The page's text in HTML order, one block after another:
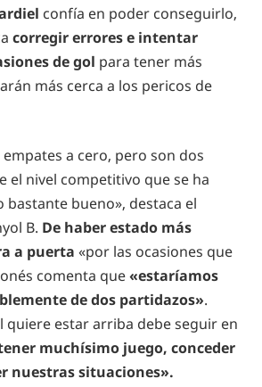
confía en poder conseguirlo,
corregir errores e intentar
de gol para tener más
más cerca a los pericos de
a cero, pero son dos
el nivel competitivo que se ha
bastante bueno», destaca el
B. De haber estado más
a puerta «por las ocasiones que
comenta que«estaríamos
de dos partidazos».
quiere estar arriba debe seguir en
muchísimo juego, conceder
nuestras situaciones».